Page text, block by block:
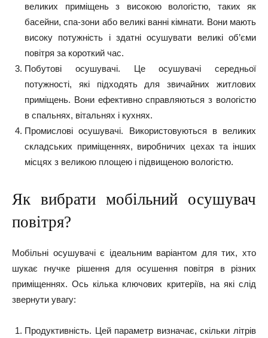
великих приміщень з високою вологістю, таких як
басейни, спа-зони або великі ванні кімнати. Вони мають
високу потужність і здатні осушувати великі об’єми
повітря за короткий час.
Побутові осушувачі. Це осушувачі середньої
потужності, які підходять для звичайних житлових
приміщень. Вони ефективно справляються з вологістю
в спальнях, вітальнях і кухнях.
Промислові осушувачі. Використовуються в великих
складських приміщеннях, виробничих цехах та інших
місцях з великою площею і підвищеною вологістю.
Як вибрати мобільний осушувач
повітря?
Мобільні осушувачі є ідеальним варіантом для тих, хто
шукає гнучке рішення для осушення повітря в різних
приміщеннях. Ось кілька ключових критеріїв, на які слід
звернути увагу:
Продуктивність. Цей параметр визначає, скільки літрів